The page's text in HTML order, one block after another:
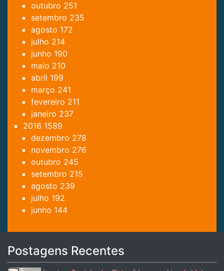
outubro 251
setembro 235
agosto 172
julho 214
junho 190
maio 210
abril 199
março 241
fevereiro 211
janeiro 237
2016 1589
dezembro 278
novembro 276
outubro 245
setembro 215
agosto 239
julho 192
junho 144
Postagens Recentes